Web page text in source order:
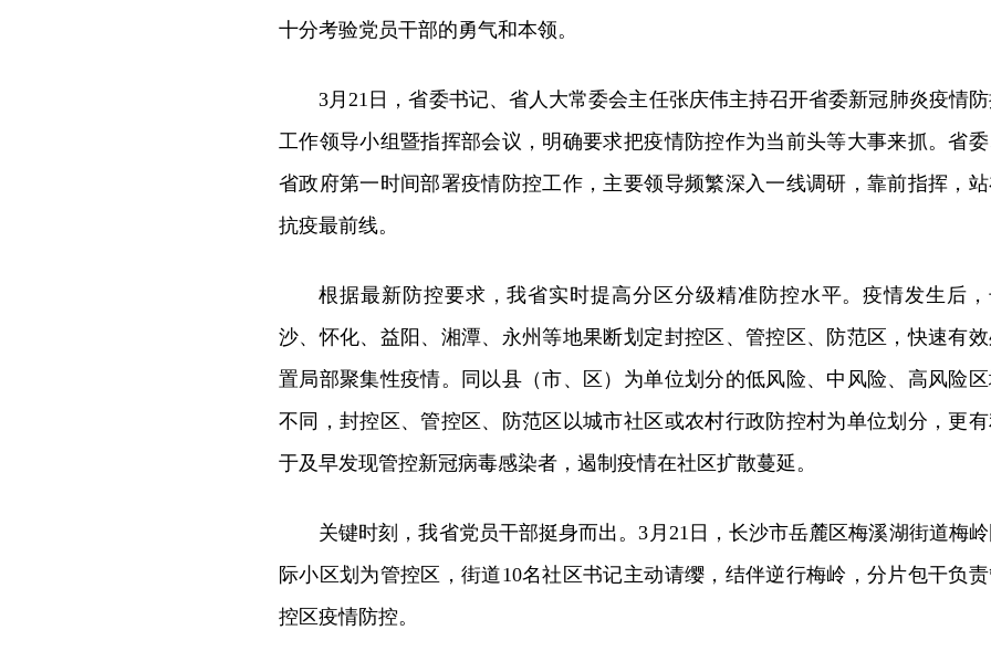
十分考验党员干部的勇气和本领。
3月21日，省委书记、省人大常委会主任张庆伟主持召开省委新冠肺炎疫情
工作领导小组暨指挥部会议，明确要求把疫情防控作为当前头等大事来抓。省委
省政府第一时间部署疫情防控工作，主要领导频繁深入一线调研，靠前指挥，
抗疫最前线。
根据最新防控要求，我省实时提高分区分级精准防控水平。疫情发生后，
沙、怀化、益阳、湘潭、永州等地果断划定封控区、管控区、防范区，快速有
置局部聚集性疫情。同以县（市、区）为单位划分的低风险、中风险、高风险
不同，封控区、管控区、防范区以城市社区或农村行政防控村为单位划分，更有
于及早发现管控新冠病毒感染者，遏制疫情在社区扩散蔓延。
关键时刻，我省党员干部挺身而出。3月21日，长沙市岳麓区梅溪湖街道梅岭
际小区划为管控区，街道10名社区书记主动请缨，结伴逆行梅岭，分片包干负
控区疫情防控。